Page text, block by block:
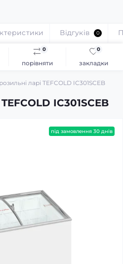
порівняти
0
закладки
0
ларі TEFCOLD IC301SCEB
IC301SCEB
Відгуків 0
під замовлення 30 днів